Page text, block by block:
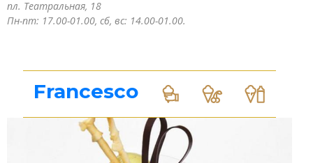
пл. Театральная, 18
Пн-пт: 17.00-01.00, сб, вс: 14.00-01.00.
Francesco